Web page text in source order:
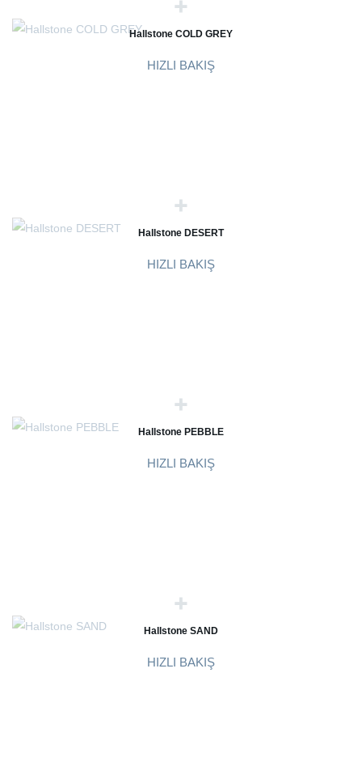
Hallstone COLD GREY
HIZLI BAKIŞ
Hallstone DESERT
HIZLI BAKIŞ
Hallstone PEBBLE
HIZLI BAKIŞ
Hallstone SAND
HIZLI BAKIŞ